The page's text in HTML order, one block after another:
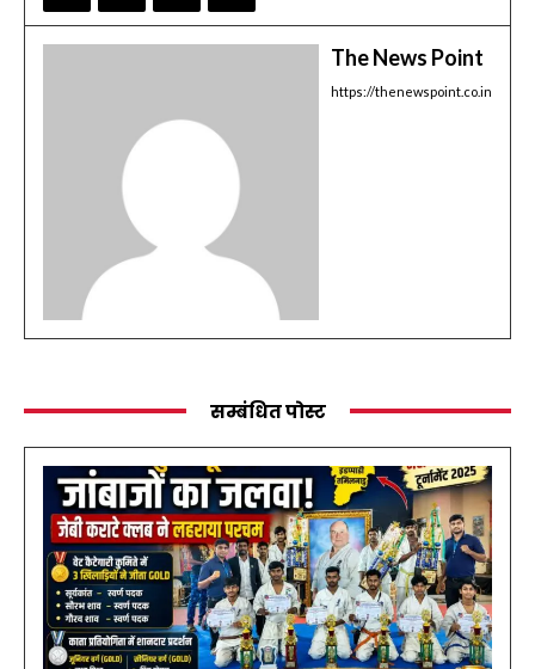
The News Point
https://thenewspoint.co.in
सम्बंधित पोस्ट